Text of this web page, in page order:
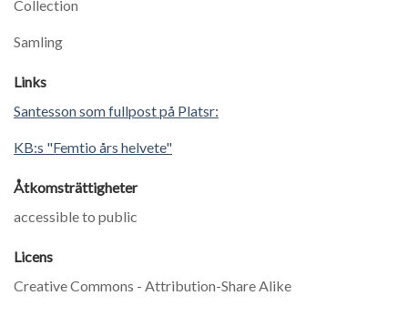
Collection
Samling
Links
Santesson som fullpost på Platsr:
KB:s "Femtio års helvete"
Åtkomsträttigheter
accessible to public
Licens
Creative Commons - Attribution-Share Alike